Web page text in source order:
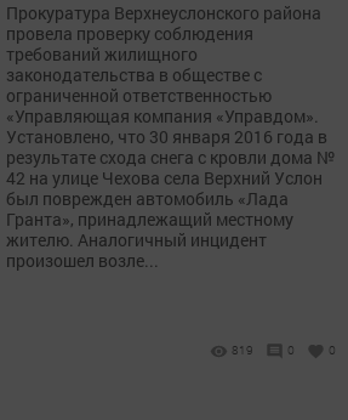
Прокуратура Верхнеуслонского района
провела проверку соблюдения
требований жилищного
законодательства в обществе с
ограниченной ответственностью
«Управляющая компания «Управдом».
Установлено, что 30 января 2016 года в
результате схода снега с кровли дома №
42 на улице Чехова села Верхний Услон
был поврежден автомобиль «Лада
Гранта», принадлежащий местному
жителю. Аналогичный инцидент
произошел возле...
819 0 0